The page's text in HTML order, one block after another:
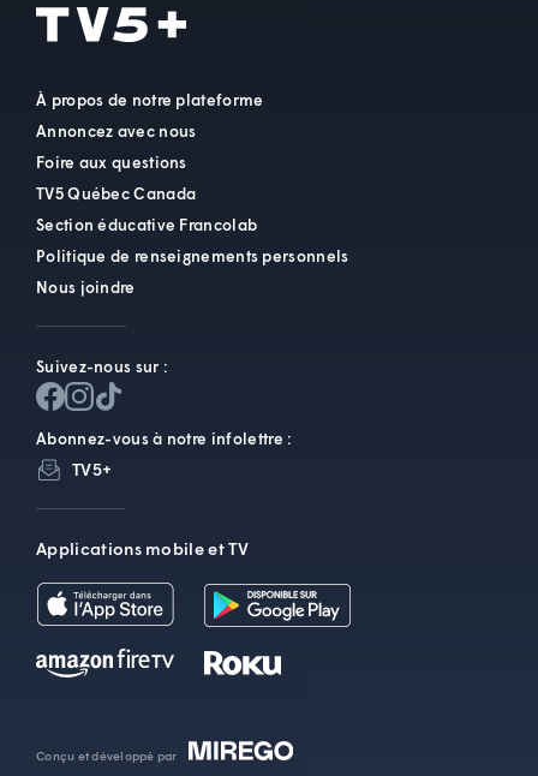
À propos de notre plateforme
Annoncez avec nous
Foire aux questions
TV5 Québec Canada
Section éducative Francolab
Politique de renseignements personnels
Nous joindre
Suivez-nous sur :
Abonnez-vous à notre infolettre :
TV5+
Applications mobile et TV
Conçu et développé par